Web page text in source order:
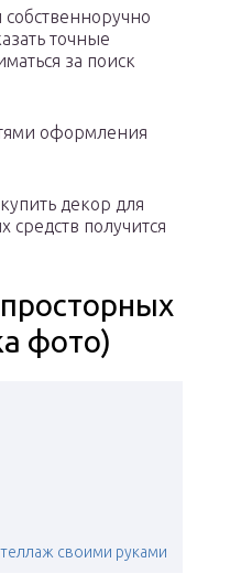
точные
за поиск
оформления
декор для
средств получится
фото)
своими руками